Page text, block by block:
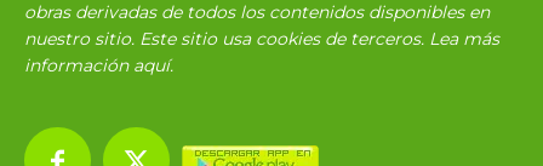
obras derivadas de todos los contenidos disponibles en
nuestro sitio. Este sitio usa cookies de terceros. Lea más
información aquí.